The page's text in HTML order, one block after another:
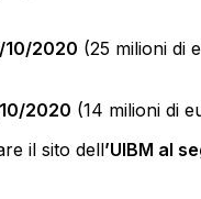
10/2020 (25 milioni di
2020 (14 milioni di
il sito dell’UIBM al